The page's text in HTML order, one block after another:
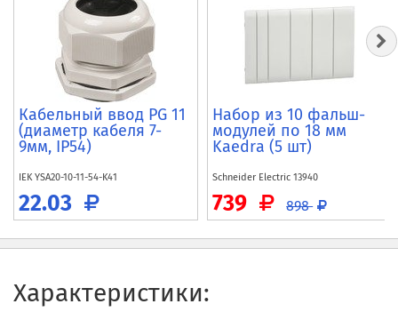
Кабельный ввод PG 11
(диаметр кабеля 7-
9мм, IP54)
IEKYSA20-10-11-54-K41
22.03
Набор из 10 фальш-
модулей по 18 мм
Kaedra (5 шт)
Schneider Electric 13940
739 898
Характеристики: